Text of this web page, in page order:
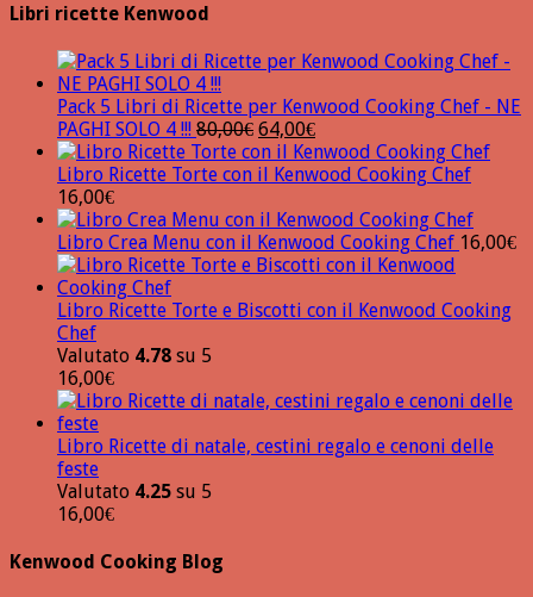
Libri ricette Kenwood
Pack 5 Libri di Ricette per Kenwood Cooking Chef - NE
PAGHI SOLO 4 !!! 80,00€ Il
prezzo
originale
80,00€.
64,00€Il
prezzo
attuale
64,00€.
Libro Ricette Torte con il Kenwood Cooking Chef
16,00€
Libro Crea Menu con il Kenwood Cooking Chef 16,00€
Libro Ricette Torte e Biscotti con il Kenwood Cooking
Chef
Valutato 4.78 su 5
16,00€
Libro Ricette di natale, cestini regalo e cenoni delle
feste
Valutato 4.25 su 5
16,00€
Kenwood Cooking Blog